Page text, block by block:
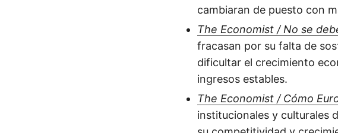
cambiaran de puesto con
The Economist / No se
fracasan por su falta de
dificultar el crecimiento
ingresos estables.
The Economist / Cómo
institucionales y culturales